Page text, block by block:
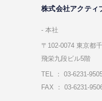
株式会社アクティ
本社
〒102-0074 東京都
飛栄九段ビル5階
TEL ： 03-6231-
FAX ： 03-6231-